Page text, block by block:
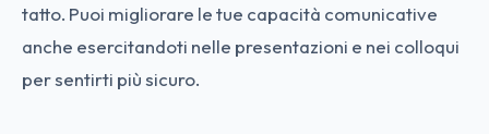
tatto. Puoi migliorare le tue capacità comunicative
anche esercitandoti nelle presentazioni e nei colloqui
per sentirti più sicuro.